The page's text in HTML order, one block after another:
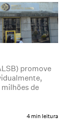
promove
milhões de
4 min leitura